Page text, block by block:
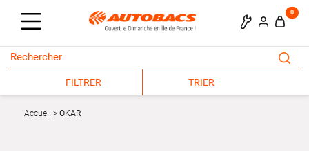
0
FILTRER TRIER
Accueil OKAR